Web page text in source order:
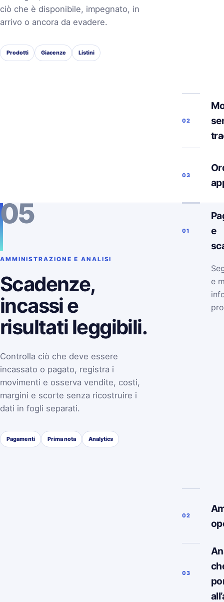
ciò che è disponibile, impegnato, in
arrivo o ancora da evadere.
Prodotti Giacenze Listini
02
03
05
AMMINISTRAZIONE E ANALISI
Scadenze,
incassi e
risultati leggibili.
Controlla ciò che deve essere
incassato o pagato, registra i
movimenti e osserva vendite, costi,
margini e scorte senza ricostruire i
dati in fogli separati.
Pagamenti Prima nota Analytics
01
e
e
02
03